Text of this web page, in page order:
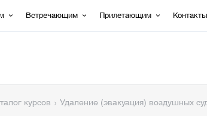
Встречающим Прилетающим Контакты
курсов Удаление (эвакуация) воздушных